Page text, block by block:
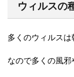
ウィルスの
多くのウィルスは
なので多くの風邪